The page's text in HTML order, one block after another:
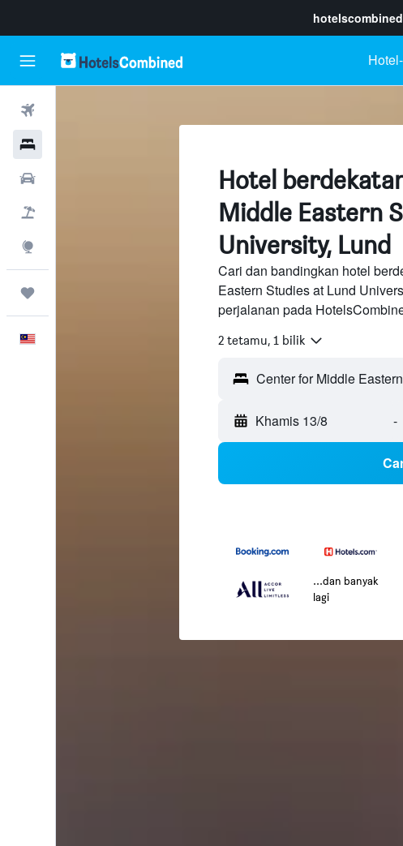
Hotel
Middle Eastern
University, Lund
Cari dan bandingkan hotel
Eastern Studies at Lund
perjalanan pada
2 tetamu, 1 bilik
Khamis 13/8 -
...dan banyak
lagi